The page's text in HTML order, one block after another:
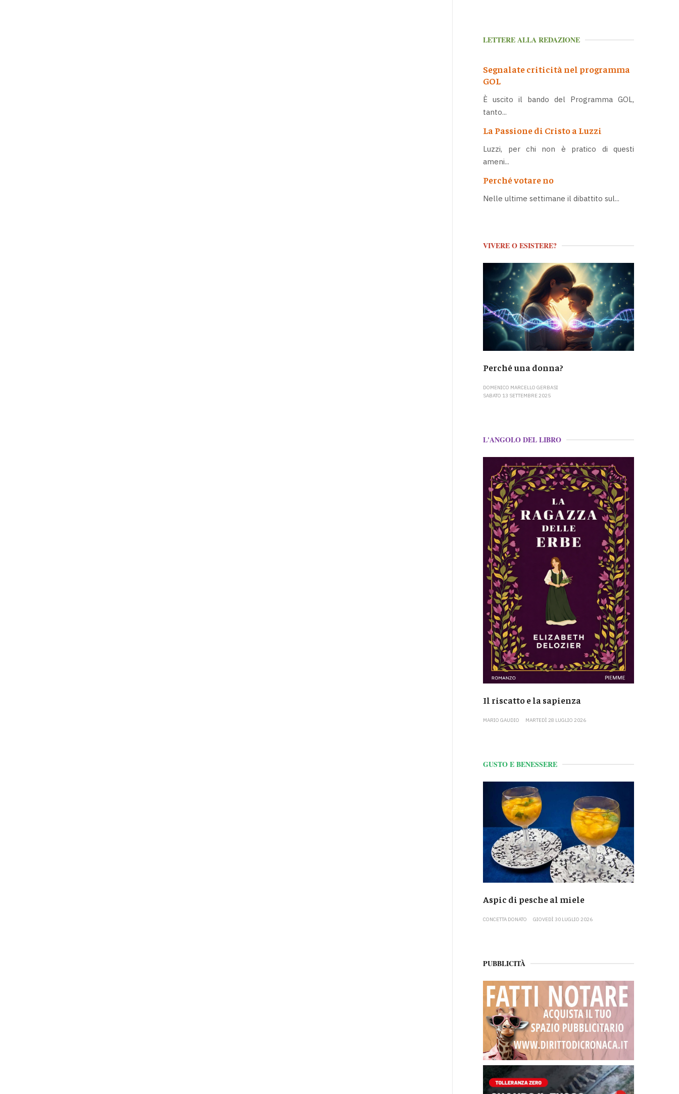
LETTERE ALLA REDAZIONE
Segnalate criticità nel programma
GOL
È uscito il bando del Programma GOL,
tanto...
La Passione di Cristo a Luzzi
Luzzi, per chi non è pratico di questi
ameni...
Perché votare no
Nelle ultime settimane il dibattito sul...
VIVERE O ESISTERE?
Perché una donna?
DOMENICO MARCELLO GERBASI
SABATO 13 SETTEMBRE 2025
L'ANGOLO DEL LIBRO
Il riscatto e la sapienza
MARIO GAUDIO MARTEDÌ 28 LUGLIO 2026
GUSTO E BENESSERE
Aspic di pesche al miele
CONCETTA DONATO GIOVEDÌ 30 LUGLIO 2026
PUBBLICITÀ